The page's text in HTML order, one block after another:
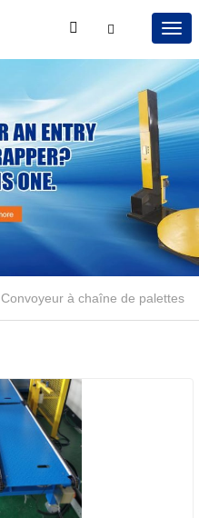
Convoyeur à chaîne de palettes